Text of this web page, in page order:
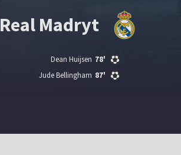
Real Madryt
78'
Dean Huijsen
87'
Jude Bellingham